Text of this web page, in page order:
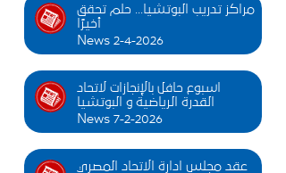
مراكز تدريب البوتشيا... حلم تحقق
أخيرًا
News 2-4-2026
اسبوع حافل بالإنجازات لاتحاد
القدرة الرياضية و البوتشيا
News 7-2-2026
عقد مجلس ادارة الاتحاد المصري